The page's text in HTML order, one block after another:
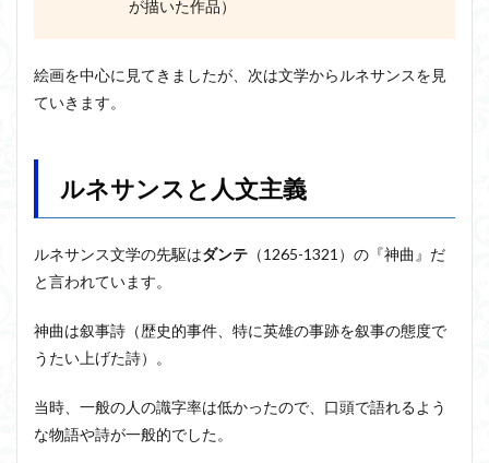
が描いた作品）
絵画を中心に見てきましたが、次は文学からルネサンスを見
ていきます。
ルネサンスと人文主義
ルネサンス文学の先駆はダンテ （1265-1321）の『神曲』だ
と言われています。
神曲は叙事詩（歴史的事件、特に英雄の事跡を叙事の態度で
うたい上げた詩）。
当時、一般の人の識字率は低かったので、口頭で語れるよう
な物語や詩が一般的でした。